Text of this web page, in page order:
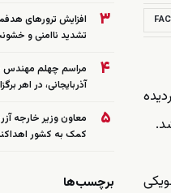
۳
افزایش ترورهای
تشدید ناامنی و
۴
مراسم چهلم مهندس
آذربایجانی، در اهر
۵
معاون وزیر خارجه
کمک به کشور
برچسب‌ها